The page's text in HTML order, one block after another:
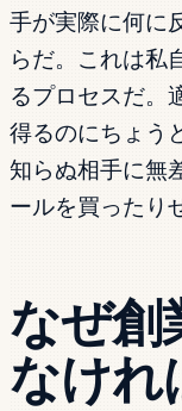
手が実際に何に
らだ。これは私
るプロセスだ。
得るのにちょう
知らぬ相手に無
ールを買ったり
なぜ創
なけれ